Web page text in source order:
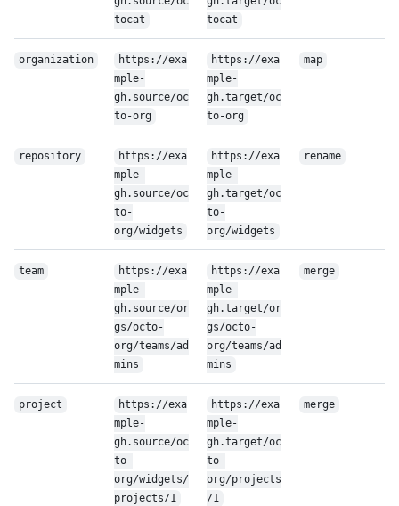
tocat
tocat
organization
https://exa
mple-
gh.source/oc
to-org
https://exa
mple-
gh.target/oc
to-org
map
repository
https://exa
mple-
gh.source/oc
to-
org/widgets
https://exa
mple-
gh.target/oc
to-
org/widgets
rename
team
https://exa
mple-
gh.source/or
gs/octo-
org/teams/ad
mins
https://exa
mple-
gh.target/or
gs/octo-
org/teams/ad
mins
merge
project
https://exa
mple-
gh.source/oc
to-
org/widgets/
projects/1
https://exa
mple-
gh.target/oc
to-
org/projects
/1
merge